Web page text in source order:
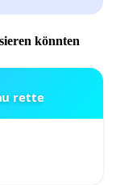
könnten
rette